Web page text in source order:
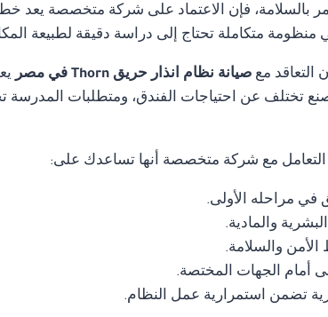
بالسلامة، فإن الاعتماد على شركة متخصصة يعد
متكاملة تحتاج إلى دراسة دقيقة لطبيعة
التعاقد مع صيانة نظام انذار حريق Thorn في مصر
تختلف عن احتياجات الفندق، ومتطلبات
التعامل مع شركة متخصصة أنها تساعدك على:
في مراحله الأولى.
والمادية.
الأمن والسلامة.
أمام الجهات المختصة.
تضمن استمرارية عمل النظام.